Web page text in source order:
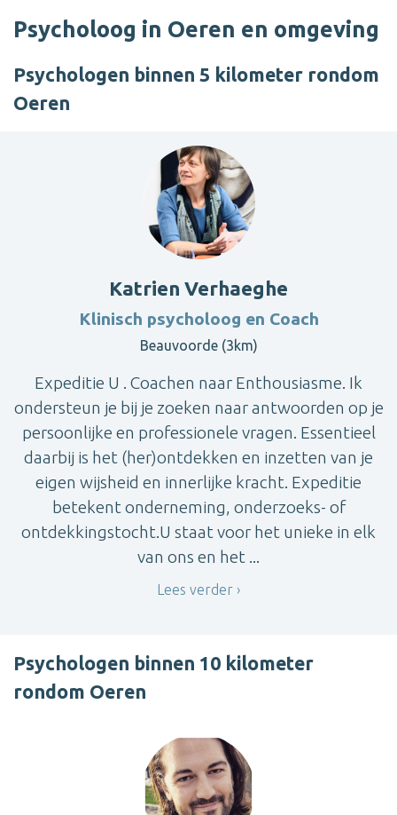
Psycholoog in Oeren en omgeving
Psychologen binnen 5 kilometer rondom
Oeren
Katrien Verhaeghe
Klinisch psycholoog en Coach
Beauvoorde (3km)
Expeditie U . Coachen naar Enthousiasme. Ik
ondersteun je bij je zoeken naar antwoorden op je
persoonlijke en professionele vragen. Essentieel
daarbij is het (her)ontdekken en inzetten van je
eigen wijsheid en innerlijke kracht. Expeditie
betekent onderneming, onderzoeks- of
ontdekkingstocht.U staat voor het unieke in elk
van ons en het ...
Lees verder
Psychologen binnen 10 kilometer
rondom Oeren